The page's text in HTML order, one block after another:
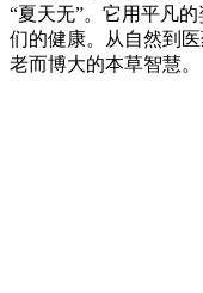
“夏天无”。它用平凡
们的健康。从自然到
老而博大的本草智慧。